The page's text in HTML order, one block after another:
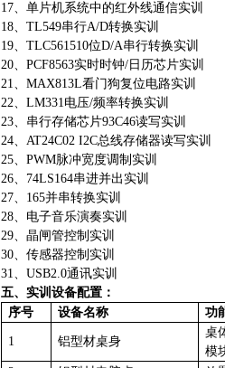
17、 单片机系统中的红外线通信实训
18、 TL549串行A/D转换实训
19、 TLC561510位D/A串行转换实训
20、 PCF8563实时时钟/日历芯片实训
21、 MAX813L看门狗复位电路实训
22、 LM331电压/频率转换实训
23、 串行存储芯片93C46读写实训
24、 AT24C02 I2C总线存储器读写实训
25、 PWM脉冲宽度调制实训
26、 74LS164串进并出实训
27、 165并串转换实训
28、 电子音乐演奏实训
29、 晶闸管控制实训
30、 传感器控制实训
31、 USB2.0通讯实训
五、 实训设备配置：
序号
设备名称 功
1 铝型材桌身
桌
模